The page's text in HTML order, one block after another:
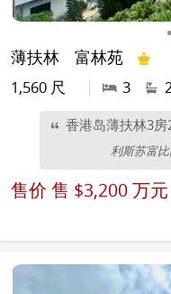
薄扶林 富林苑
1,560 尺 | 3
香港岛薄扶林3
利斯苏富
售价 售 $3,200 万元